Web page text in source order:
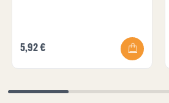
5,92 €